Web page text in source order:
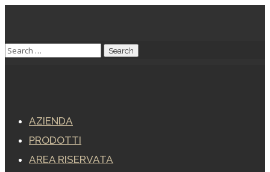
AZIENDA
PRODOTTI
AREA RISERVATA